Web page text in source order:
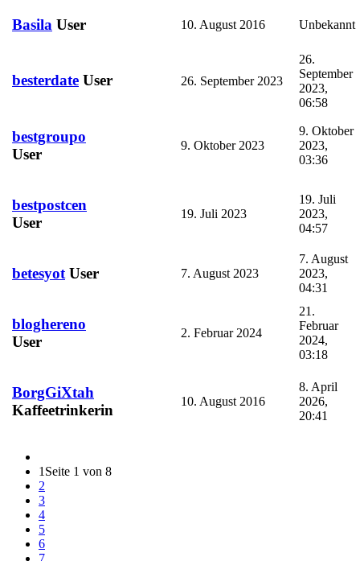
Basila User 10. August 2016 Unbekannt
besterdate User 26. September 2023
26.
September
2023,
06:58
bestgroupo
User
9. Oktober 2023
9. Oktober
2023,
03:36
bestpostcen
User
19. Juli 2023
19. Juli
2023,
04:57
betesyot User 7. August 2023
7. August
2023,
04:31
bloghereno
User
2. Februar 2024
21.
Februar
2024,
03:18
BorgGiXtah
Kaffeetrinkerin
10. August 2016
8. April
2026,
20:41
1 Seite 1 von 8
2
3
4
5
6
7